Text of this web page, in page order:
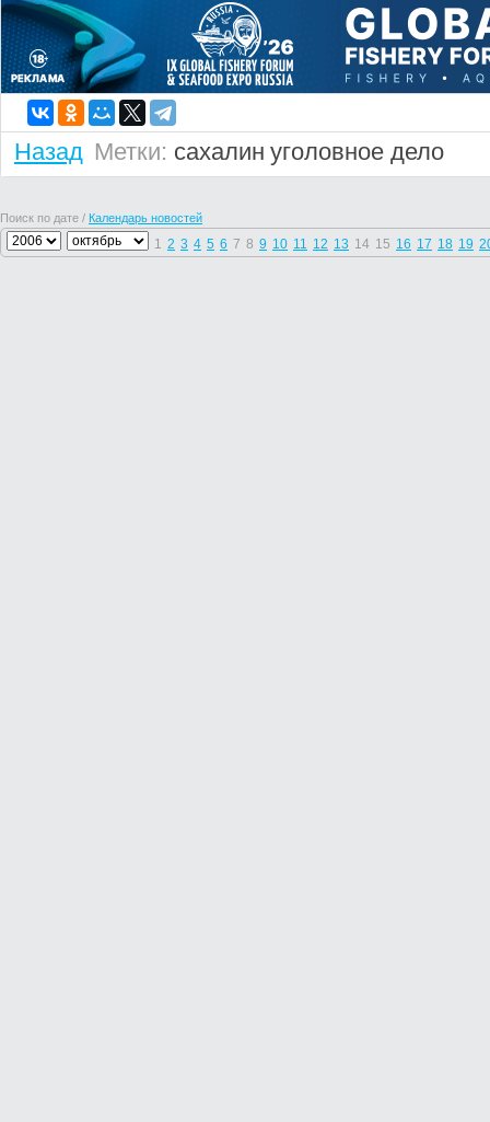
Назад Метки: сахалин уголовное дело
Поиск по дате / Календарь новостей
1 2 3 4 5 6 7 8 9 10 11 12 13 14 15 16 17 18 19